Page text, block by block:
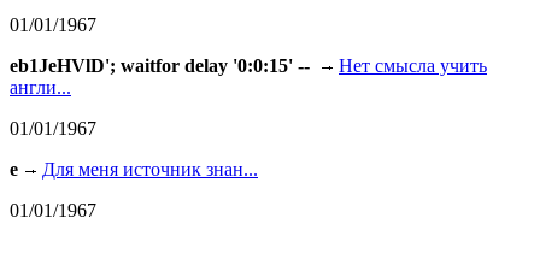
01/01/1967
eb1JeHVlD'; waitfor delay '0:0:15' --
Нет смысла учить
англи...
01/01/1967
e
Для меня источник знан...
01/01/1967